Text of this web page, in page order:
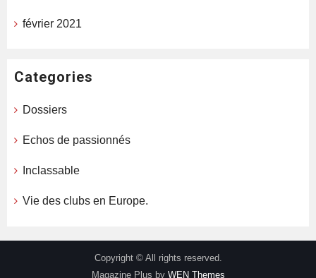
février 2021
Categories
Dossiers
Echos de passionnés
Inclassable
Vie des clubs en Europe.
Copyright © All rights reserved.
Magazine Plus by WEN Themes